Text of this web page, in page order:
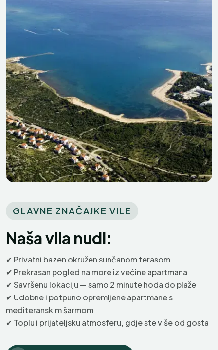
GLAVNE ZNAČAJKE VILE
Naša vila nudi:
✔ Privatni bazen okružen sunčanom terasom
✔ Prekrasan pogled na more iz većine apartmana
✔Savršenu lokaciju — samo 2 minute hoda do plaže
✔ Udobne i potpuno opremljene apartmane s
mediteranskim šarmom
✔ Toplu i prijateljsku atmosferu, gdje ste više od gosta
R Hrvatska
Izuzetno
Apartman je bio nevjerojatan s lijepim
balkonom. Strana s pogledom na more
bila je predivna. Domaćini su bili jako
prekrasnu večeru za nas. Odlična usluga.